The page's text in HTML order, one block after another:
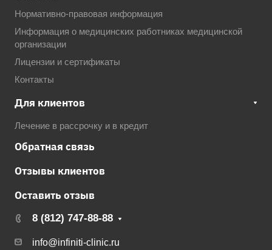
Нормативно-правовая информация
Информация о медицинских работниках медицинской
организации
Лицензии и сертификаты
Контакты
Для клиентов
Лечение в рассрочку и в кредит
Обратная связь
Отзывы клиентов
Оставить отзыв
8 (812) 747-88-88
info@infiniti-clinic.ru